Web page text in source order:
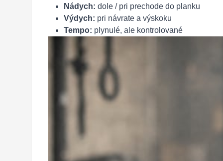
Nádych: dole / pri prechode do planku
Výdych: pri návrate a výskoku
Tempo: plynulé, ale kontrolované